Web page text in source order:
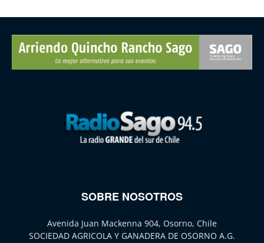
SOBRE NOSOTROS
Avenida Juan Mackenna 904, Osorno, Chile
SOCIEDAD AGRICOLA Y GANADERA DE OSORNO A.G.